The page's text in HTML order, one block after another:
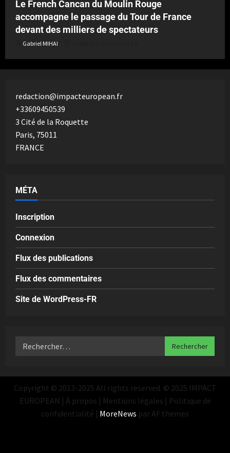
Le French Cancan du Moulin Rouge
accompagne le passage du Tour de France
devant des milliers de spectateurs
Gabriel MIHAI
redaction@impacteuropean.fr
+33609450539
3 Cité de la Roquette
Paris, 75011
FRANCE
MÉTA
Inscription
Connexion
Flux des publications
Flux des commentaires
Site de WordPress-FR
Copyright © 2013-2025 All rights reserved. © 2025 IMPACT
EUROPEAN | À propos | Mentions légales | Politique de
confidentialité | MoreNews par AF themes